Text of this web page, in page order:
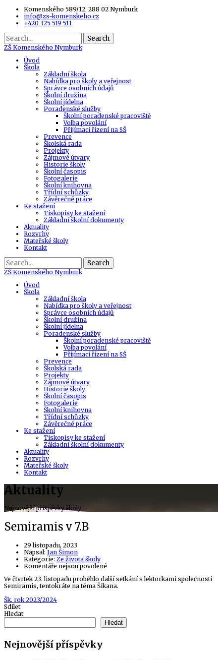
Komenského 589/12, 288 02 Nymburk
info@zs-komenskeho.cz
+420 325 519 511
Search
ZŠ Komenského Nymburk
Úvod
Škola
Základní škola
Nabídka pro školy a veřejnost
Správce osobních údajů
Školní družina
Školní jídelna
Poradenské služby
Školní poradenské pracoviště
Volba povolání
Přijímací řízení na SŠ
Prevence
Školská rada
Projekty
Zájmové útvary
Historie školy
Školní časopis
Fotogalerie
Školní knihovna
Třídní schůzky
Závěrečné práce
Ke stažení
Tiskopisy ke stažení
Základní školní dokumenty
Aktuality
Rozvrhy
Mateřské školy
Kontakt
Search
ZŠ Komenského Nymburk
Úvod
Škola
Základní škola
Nabídka pro školy a veřejnost
Správce osobních údajů
Školní družina
Školní jídelna
Poradenské služby
Školní poradenské pracoviště
Volba povolání
Přijímací řízení na SŠ
Prevence
Školská rada
Projekty
Zájmové útvary
Historie školy
Školní časopis
Fotogalerie
Školní knihovna
Třídní schůzky
Závěrečné práce
Ke stažení
Tiskopisy ke stažení
Základní školní dokumenty
Aktuality
Rozvrhy
Mateřské školy
Kontakt
Aktuality
Nejnovější příspěvky školy
Semiramis v 7.B
29 listopadu, 2023
Napsal: Author
Jan Šimon
Kategorie: Ze života školy
Komentáře nejsou povolené
s
názvem
Ve čtvrtek 23. listopadu proběhlo další setkání s lektorkami společnosti
Semiramis, tentokráte na téma Šikana.
Tags
Šk. rok 2023/2024
Sdílet
Hledat
Hledat
Nejnovější příspěvky